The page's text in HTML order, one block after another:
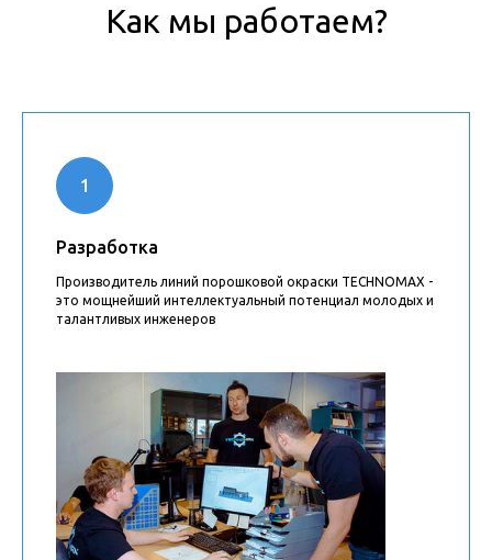
Как мы работаем?
Разработка
Производитель линий порошковой окраски TECHNOMAX -
это мощнейший интеллектуальный потенциал молодых и
талантливых инженеров